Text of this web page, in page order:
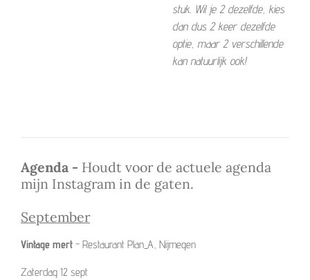
stuk. Wil je 2 dezelfde, kies
dan dus 2 keer dezelfde
optie, maar 2 verschillende
kan natuurlijk ook!
Agenda - Houdt voor de actuele agenda
mijn Instagram in de gaten.
September
Vintage mert - Restaurant Plan_A, Nijmegen
Zaterdag 12 sept